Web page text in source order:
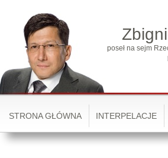
poseł na sejm
STRONA GŁÓWNA INTERPELACJE